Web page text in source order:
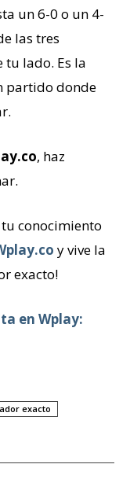
un 6-0 o un 4-
las tres
tu lado. Es la
partido donde
, haz
conocimiento
y vive la
exacto!
en Wplay:
exacto